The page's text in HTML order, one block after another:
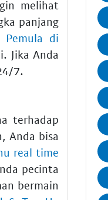
melihat
panjang
Pemula di
Jika Anda
7.
terhadap
Anda bisa
real time
pecinta
bermain